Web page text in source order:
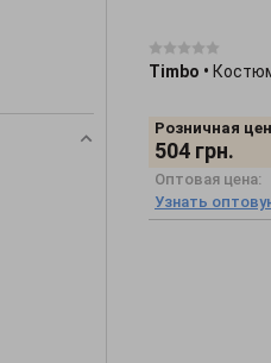
Timbo •
Розничная
504 грн.
Оптовая цена:
Узнать